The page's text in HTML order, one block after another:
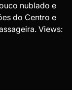
nublado e
do Centro e
Views: